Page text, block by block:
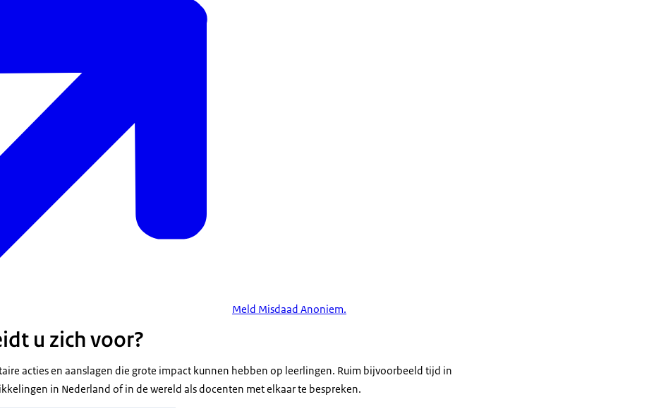
Meld Misdaad Anoniem.
u zich voor?
acties en aanslagen die grote impact kunnen hebben op leerlingen. Ruim bijvoorbeeld tijd in
in Nederland of in de wereld als docenten met elkaar te bespreken.